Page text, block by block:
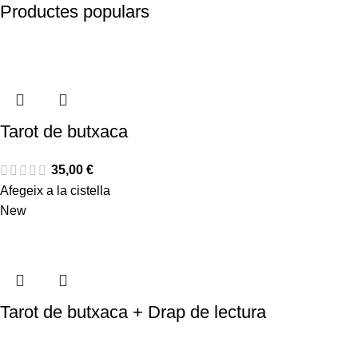
Productes populars
Tarot de butxaca
35,00 €
Afegeix a la cistella
New
Tarot de butxaca + Drap de lectura